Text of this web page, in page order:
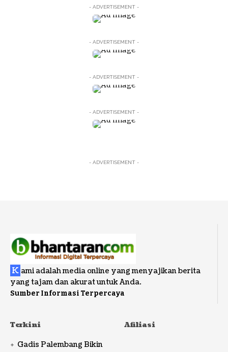
- ADVERTISEMENT -
- ADVERTISEMENT -
- ADVERTISEMENT -
- ADVERTISEMENT -
- ADVERTISEMENT -
K ami adalah media online yang menyajikan berita
yang tajam dan akurat untuk Anda.
Sumber Informasi Terpercaya
Terkini
Gadis Palembang Bikin
Afiliasi